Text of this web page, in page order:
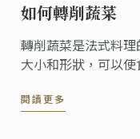
如何轉削蔬菜
轉削蔬菜是法式料
大小和形狀，可以
閱讀更多